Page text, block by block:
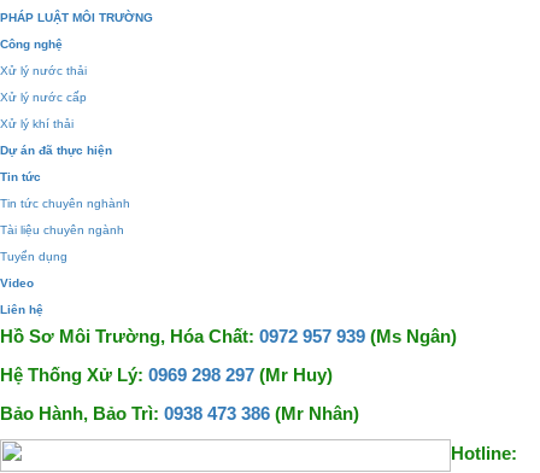
PHÁP LUẬT MÔI TRƯỜNG
Công nghệ
Xử lý nước thải
Xử lý nước cấp
Xử lý khí thải
Dự án đã thực hiện
Tin tức
Tin tức chuyên nghành
Tài liệu chuyên ngành
Tuyển dụng
Video
Liên hệ
Hồ Sơ Môi Trường, Hóa Chất: 0972 957 939 (Ms Ngân)
Hệ Thống Xử Lý: 0969 298 297 (Mr Huy)
Bảo Hành, Bảo Trì: 0938 473 386 (Mr Nhân)
Hotline: